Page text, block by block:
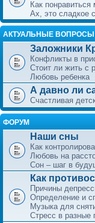
Как
Ах, это сладкое
АКТУАЛЬНЫЕ
Заложники
Конфликты в
Стоит ли жить с
Любовь ребенка
А давно ли
Счастливая
ФОРУМ
Наши сны
Как
Любовь на
Сон – шаг в
Как
Причины
Определение и
Музыка для
Стресс в разные